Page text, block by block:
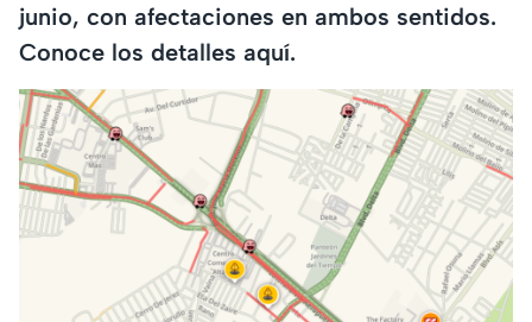
junio, con afectaciones en ambos sentidos.
Conoce los detalles aquí.